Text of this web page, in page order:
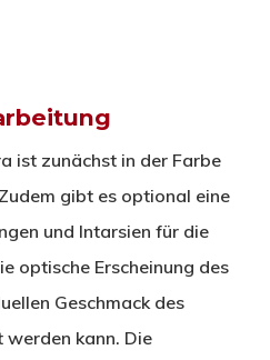
ist zunächst in der Farbe
gibt es optional eine
und Intarsien für die
optische Erscheinung des
Geschmack des
kann. Die